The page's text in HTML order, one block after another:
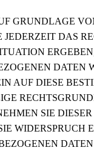
GRUNDLAGE
DAS
DATEN
AUF DIESE
SIE DIESER
WIDERSPRUCH